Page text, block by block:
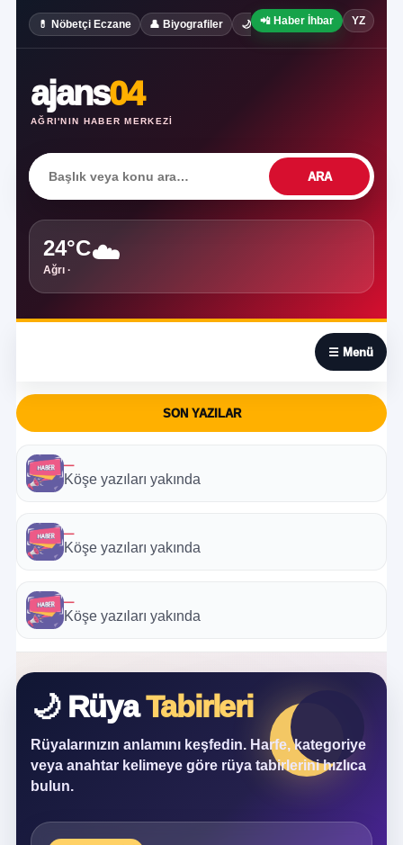
💊 Nöbetçi Eczane 👤 Biyografiler 🌙 Rüya Tabirleri ✍️ Köşe
📲 Haber İhbar YZ
ajans04
AĞRI'NIN HABER MERKEZI
ARA
24°C
Ağrı ·
☁️
☰ Menü
SON YAZILAR
—
Köşe yazıları yakında
—
Köşe yazıları yakında
—
Köşe yazıları yakında
🌙 RüyaTabirleri
Rüyalarınızın anlamını keşfedin. Harfe, kategoriye
veya anahtar kelimeye göre rüya tabirlerini hızlıca
bulun.